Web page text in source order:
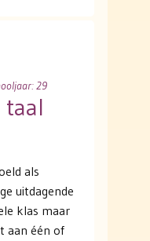
29
taal
als
uitdagende
klas maar
aan één of